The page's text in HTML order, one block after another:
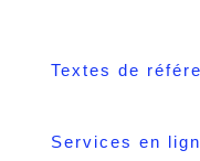
Textes de
Services en